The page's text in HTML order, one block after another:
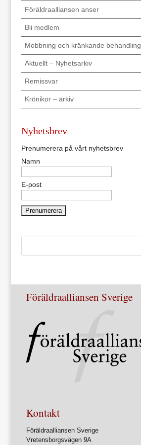
Föräldraalliansen anser
Bli medlem
Mobbning och kränkande behandling
Aktuellt – Nyhetsarkiv
Remissvar
Krönikor – arkiv
Nyhetsbrev
Prenumerera på vårt nyhetsbrev
Namn
E-post
Föräldraalliansen Sverige
Kontakt
Föräldraalliansen Sverige
Vretensborgsvägen 9A